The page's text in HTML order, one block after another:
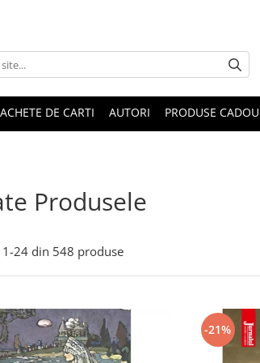
DE CARTI AUTORI PRODUSE CADOU
Produsele
1-24 din 548 produse
-21%